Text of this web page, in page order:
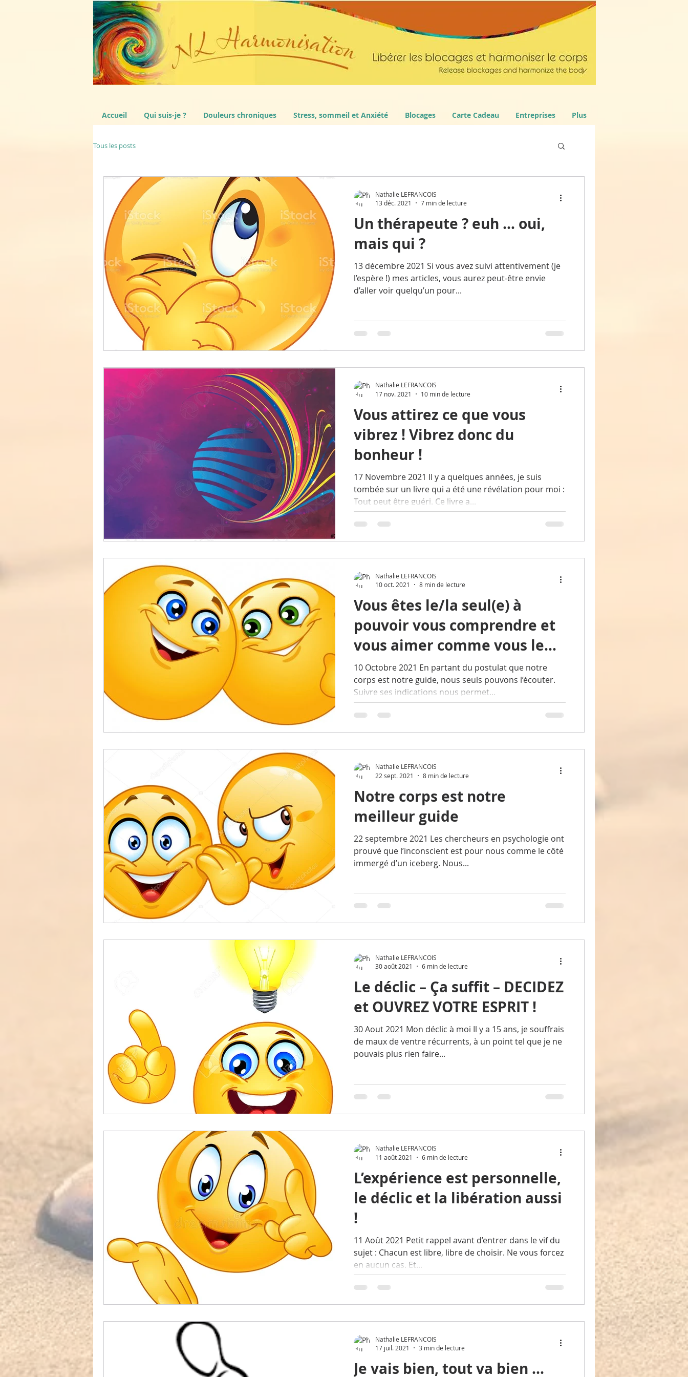
Accueil Qui suis-je ? Douleurs chroniques Stress, sommeil et Anxiété Blocages Carte Cadeau Entreprises Plus
Tous les posts
Un thérapeute ? euh … oui,
mais qui ?
13 décembre 2021 Si vous avez suivi attentivement (je
l’espère !) mes articles, vous aurez peut-être envie
d’aller voir quelqu’un pour...
Nathalie LEFRANCOIS
13 déc. 2021
7 min de lecture
Vous attirez ce que vous
vibrez ! Vibrez donc du
bonheur !
17 Novembre 2021 Il y a quelques années, je suis
tombée sur un livre qui a été une révélation pour moi :
Tout peut être guéri. Ce livre a...
Nathalie LEFRANCOIS
17 nov. 2021
10 min de lecture
Vous êtes le/la seul(e) à
pouvoir vous comprendre et
vous aimer comme vous le
souhaitez
10 Octobre 2021 En partant du postulat que notre
corps est notre guide, nous seuls pouvons l’écouter.
Suivre ses indications nous permet...
Nathalie LEFRANCOIS
10 oct. 2021
8 min de lecture
Notre corps est notre
meilleur guide
22 septembre 2021 Les chercheurs en psychologie ont
prouvé que l’inconscient est pour nous comme le côté
immergé d’un iceberg. Nous...
Nathalie LEFRANCOIS
22 sept. 2021
8 min de lecture
Le déclic – Ça suffit – DECIDEZ
et OUVREZ VOTRE ESPRIT !
30 Aout 2021 Mon déclic à moi Il y a 15 ans, je souffrais
de maux de ventre récurrents, à un point tel que je ne
pouvais plus rien faire...
Nathalie LEFRANCOIS
30 août 2021
6 min de lecture
L’expérience est personnelle,
le déclic et la libération aussi
!
11 Août 2021 Petit rappel avant d’entrer dans le vif du
sujet : Chacun est libre, libre de choisir. Ne vous forcez
en aucun cas. Et...
Nathalie LEFRANCOIS
11 août 2021
6 min de lecture
Je vais bien, tout va bien ...
Nathalie LEFRANCOIS
17 juil. 2021
3 min de lecture